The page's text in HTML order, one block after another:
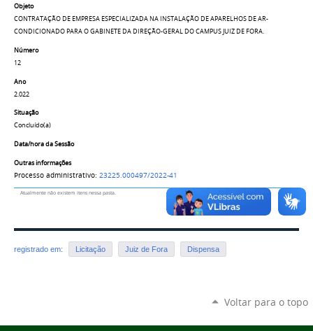
Objeto
CONTRATAÇÃO DE EMPRESA ESPECIALIZADA NA INSTALAÇÃO DE APARELHOS DE AR-
CONDICIONADO PARA O GABINETE DA DIREÇÃO-GERAL DO CAMPUS JUIZ DE FORA.
Número
12
Ano
2.022
Situação
Concluído(a)
Data/hora da Sessão
Outras informações
Processo administrativo: 23225.000497/2022-41
Atualmente não existem itens nessa pasta.
registrado em: Licitação Juiz de Fora Dispensa
Voltar para o topo